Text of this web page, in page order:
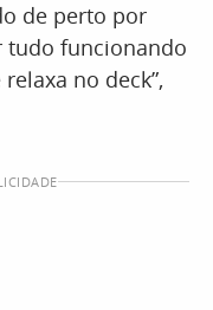
de perto por
tudo funcionando
no deck”,